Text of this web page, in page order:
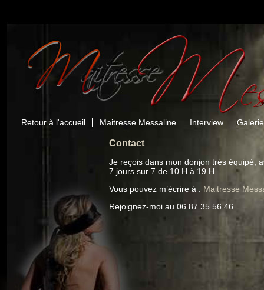
Retour à l'accueil Maitresse Messaline Interview
Contact
Je reçois dans mon donjon très équipé,
7 jours sur 7 de 10 H à 19 H
Vous pouvez m’écrire à : Maitresse
Rejoignez-moi au 06 87 35 56 46